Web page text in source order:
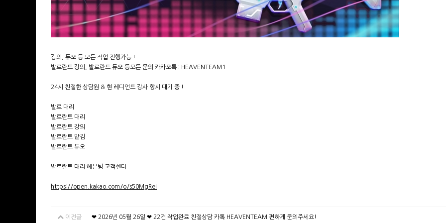
강의, 듀오 등 모든 작업 진행가능 !
발로란트 강의, 발로란트 듀오 등모든 문의 카카오톡 : HEAVENTEAM1
24시 친절한 상담원 & 현 레디언트 강사 항시 대기 중 !
발로 대리
발로란트 대리
발로란트 강의
발로란트 맡김
발로란트 듀오
발로란트 대리 헤븐팀 고객센터
https://open.kakao.com/o/s50MgRei
이전글 ❤ 2026년 05월 26일 ❤ 22건 작업완료 친절상담 카톡 HEAVENTEAM 편하게 문의주세요!